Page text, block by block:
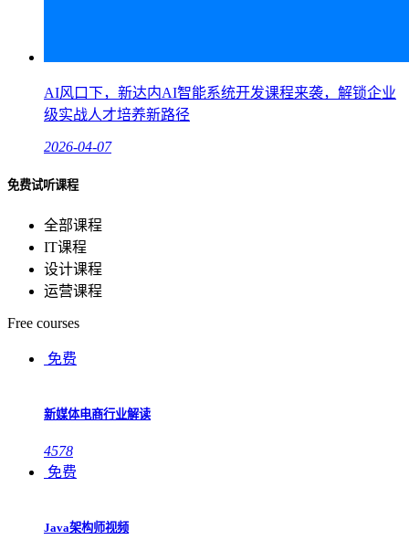
AI风口下，新达内AI智能系统开发课程来袭，解锁企业
级实战人才培养新路径
2026-04-07
免费试听课程
全部课程
IT课程
设计课程
运营课程
Free courses
免费
新媒体电商行业解读
4578
免费
Java架构师视频